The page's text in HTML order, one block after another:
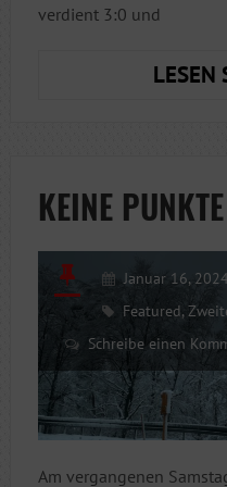
verdient 3:0 und
LESEN
KEINE
Januar 16, 2024
Featured,
Schreibe einen
Am vergangenen